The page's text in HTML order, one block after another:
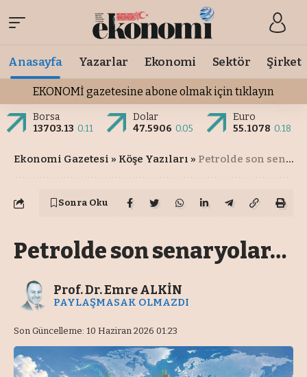
Anasayfa Yazarlar Ekonomi Sektör Şirket
EKONOMİ gazetesine abone olmak için tıklayın
Borsa
13703.13 0.11
Dolar
47.5906 0.05
Euro
55.1078 0.18
Ekonomi Gazetesi » Köşe Yazıları » Petrolde son senaryolar…
Sonra Oku
Petrolde son senaryolar…
Son Güncelleme: 10 Haziran 2026 01:23
Prof. Dr. Emre ALKİN
PAYLAŞMASAK OLMAZDI